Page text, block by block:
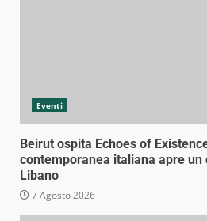
Eventi
Beirut ospita Echoes of
contemporanea italiana apre
Libano
7 Agosto 2026